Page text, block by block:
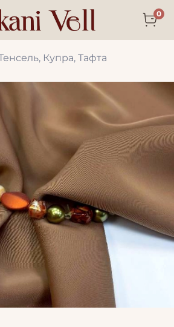
0
Купра, Тафта